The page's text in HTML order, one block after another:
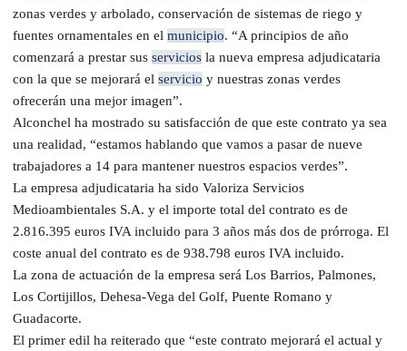
zonas verdes y arbolado, conservación de sistemas de riego y
fuentes ornamentales en el municipio. “A principios de año
comenzará a prestar sus servicios la nueva empresa adjudicataria
con la que se mejorará el servicio y nuestras zonas verdes
ofrecerán una mejor imagen”.
Alconchel ha mostrado su satisfacción de que este contrato ya sea
una realidad, “estamos hablando que vamos a pasar de nueve
trabajadores a 14 para mantener nuestros espacios verdes”.
La empresa adjudicataria ha sido Valoriza Servicios
Medioambientales S.A. y el importe total del contrato es de
2.816.395 euros IVA incluido para 3 años más dos de prórroga. El
coste anual del contrato es de 938.798 euros IVA incluido.
La zona de actuación de la empresa será Los Barrios, Palmones,
Los Cortijillos, Dehesa-Vega del Golf, Puente Romano y
Guadacorte.
El primer edil ha reiterado que “este contrato mejorará el actual y